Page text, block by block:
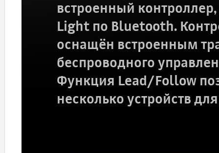
встроенный
Light по Bluetooth.
оснащён встроенным
беспроводного
Функция Lead/Follow
несколько устройств